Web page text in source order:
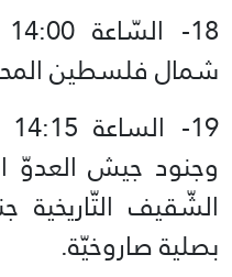
شمال فلسطين
وجنود جيش العدوّ
الشّقيف التّاريخية
بصلية صاروخيّة.